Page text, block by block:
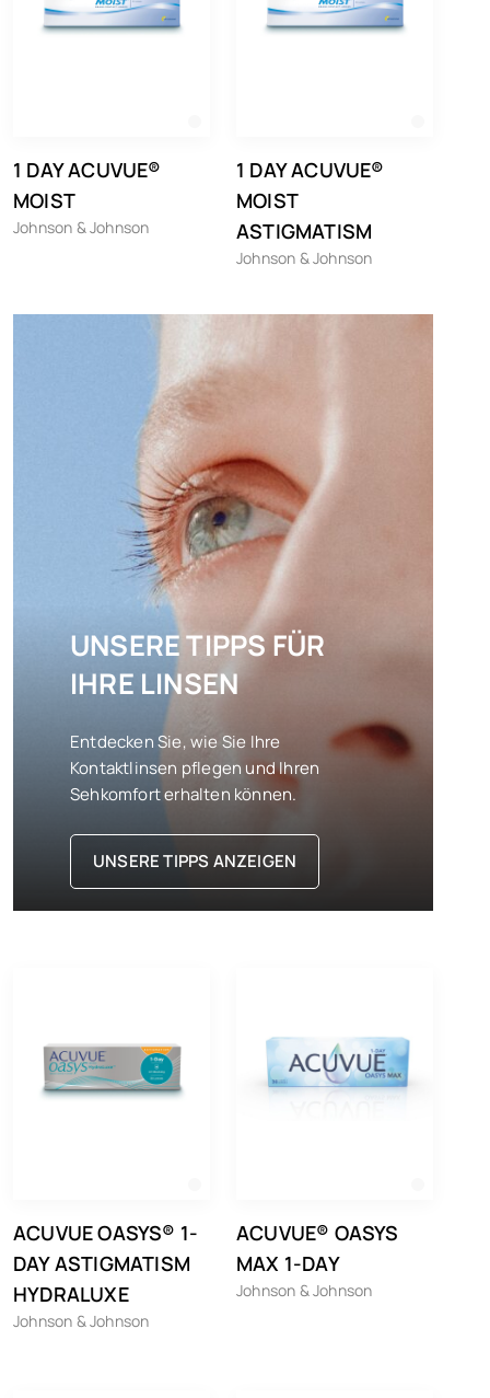
1 DAY ACUVUE®
MOIST
Johnson & Johnson
1 DAY ACUVUE®
MOIST
ASTIGMATISM
Johnson & Johnson
UNSERE TIPPS FÜR
IHRE LINSEN
Entdecken Sie, wie Sie Ihre
Kontaktlinsen pflegen und Ihren
Sehkomfort erhalten können.
UNSERE TIPPS ANZEIGEN
ACUVUE OASYS® 1-
DAY ASTIGMATISM
HYDRALUXE
Johnson & Johnson
ACUVUE® OASYS
MAX 1-DAY
Johnson & Johnson